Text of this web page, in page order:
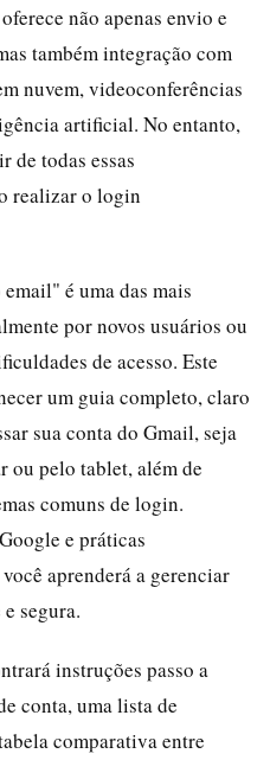
não apenas envio e
também integração com
nuvem, videoconferências
artificial. No entanto,
de todas essas
realizar o login
é uma das mais
por novos usuários ou
de acesso. Este
um guia completo, claro
sua conta do Gmail, seja
ou pelo tablet, além de
comuns de login.
e práticas
aprenderá a gerenciar
segura.
instruções passo a
conta, uma lista de
comparativa entre